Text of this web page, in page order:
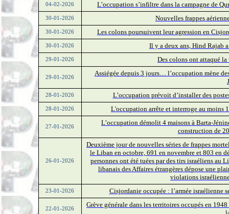
04-02-2026 L’occupation s’infiltre dans la campagne de
30-01-2026 Nouvelles frappes
30-01-2026 Les colons poursuivent leur agression en
30-01-2026 Il y a deux ans, Hind Rajab a
29-01-2026 Des colons ont attaqué
29-01-2026
Assiégée depuis 3 jours… l’occupation mène
28-01-2026 L’occupation prévoit d’installer des
28-01-2026 L'occupation arrête et interroge au moins
27-01-2026
L’occupation démolit 4 maisons à Barta-
construction de
26-01-2026
Deuxième jour de nouvelles séries de frappes
le Liban en octobre, 691 en novembre et 803 en
personnes ont été tuées par des tirs israéliens au
libanais des Affaires étrangères dépose une
violations
23-01-2026 Cisjordanie occupée : l’armée israélienne
22-01-2026
Grève générale dans les territoires occupés en